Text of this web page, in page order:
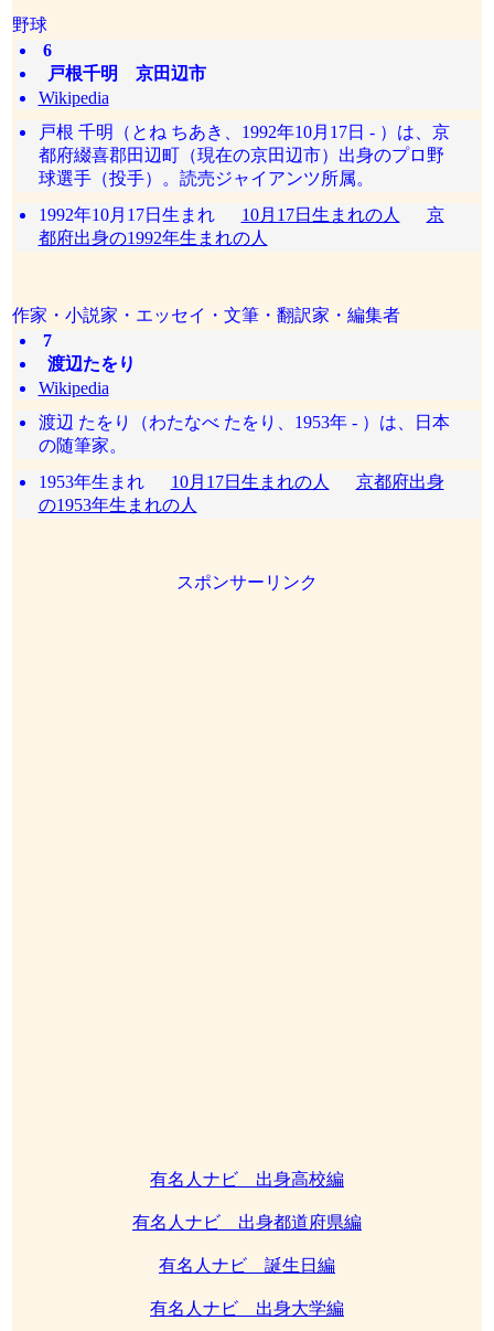
野球
6
戸根千明 京田辺市
Wikipedia
戸根 千明（とね ちあき、1992年10月17日 - ）は、京
都府綴喜郡田辺町（現在の京田辺市）出身のプロ野
球選手（投手）。読売ジャイアンツ所属。
1992年10月17日生まれ 10月17日生まれの人
京
都府出身の1992年生まれの人
作家・小説家・エッセイ・文筆・翻訳家・編集者
7
渡辺たをり
Wikipedia
渡辺 たをり（わたなべ たをり、1953年 - ）は、日本
の随筆家。
1953年生まれ 10月17日生まれの人
京都府出身
の1953年生まれの人
スポンサーリンク
有名人ナビ 出身高校編
有名人ナビ 出身都道府県編
有名人ナビ 誕生日編
有名人ナビ 出身大学編